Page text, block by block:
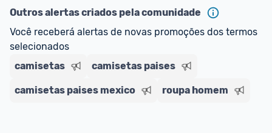
Outros alertas criados pela comunidade
Você receberá alertas de novas promoções dos termos
selecionados
camisetas
camisetas paises
camisetas paises mexico roupa homem